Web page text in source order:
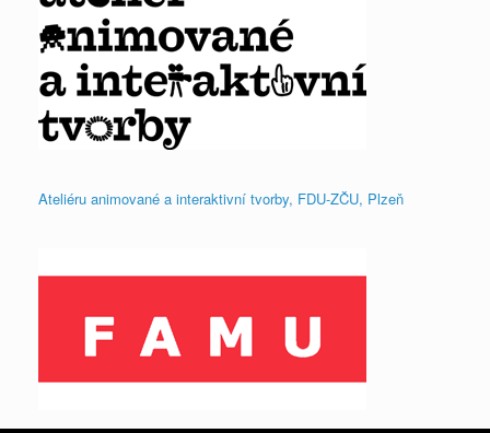
Ateliéru animované a interaktivní tvorby, FDU-ZČU, Plzeň